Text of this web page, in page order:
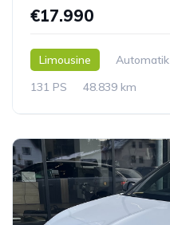
€17.990
Limousine Automatik
131 PS
48.839 km